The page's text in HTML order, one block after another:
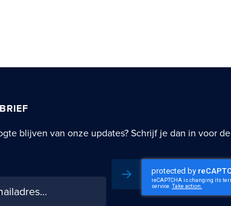
blijven van onze updates? Schrijf je dan in voor
Inschrijven